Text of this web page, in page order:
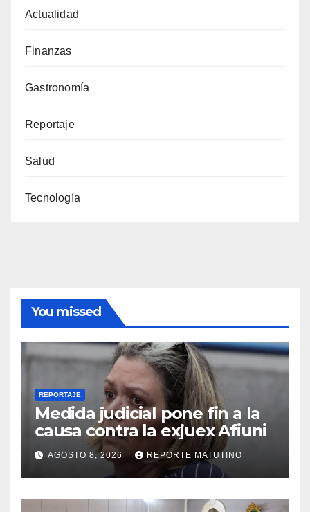
Actualidad
Finanzas
Gastronomía
Reportaje
Salud
Tecnología
You missed
REPORTAJE
Medida judicial pone fin a la
causa contra la exjuex Afiuni
AGOSTO 8, 2026 REPORTE MATUTINO